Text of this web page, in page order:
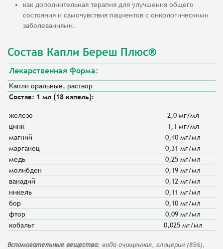
как дополнительная терапия для улучшения общего
состояния и самочувствия пациентов с онкологическими
заболеваниями.
Состав Капли Береш Плюс®
Лекарственная форма:
Капли оральные, раствор
Состав: 1 мл (18 капель):
железо
2,0 мг/мл
цинк
1,1 мг/мл
магний
0,40 мг/мл
марганец
0,31 мг/мл
медь
0,25 мг/мл
молибден
0,19 мг/мл
ванадий
0,12 мг/мл
никель
0,11 мг/мл
бор
0,10 мг/мл
фтор
0,09 мг/мл
кобальт
0,025 мг/мл
Вспомогательные вещества: вода очищенная, глицерин (85%),